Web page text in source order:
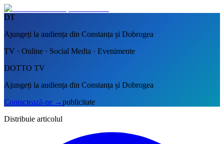
DT
Ajungeți la audiența din Constanța și Dobrogea
TV · Online · Social Media · Evenimente
DOTTO TV
Ajungeți la audiența din Constanța și Dobrogea
Contactează-ne →publicitate
Distribuie articolul